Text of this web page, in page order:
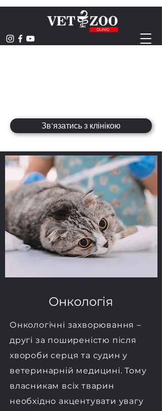
Зв'язатись з клінікою
Онкологія
Онкологічні захворювання –
другі за поширеністю після
хвороби серця та судин у
ветеринарній медицині. Тому
власникам всіх тварин
необхідно акцентувати увагу